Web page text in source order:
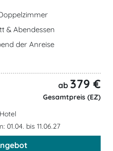
& Abendessen
der Anreise
ab 379 €
Gesamtpreis (EZ)
Hotel
01.04. bis 11.06.27